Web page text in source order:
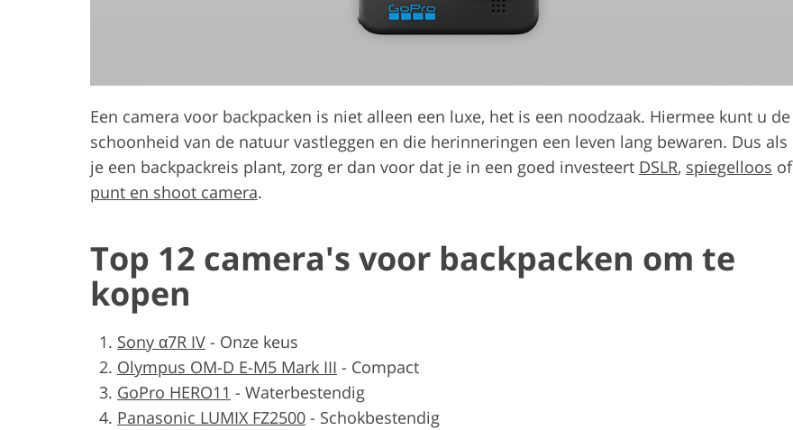
Een camera voor backpacken is niet alleen een luxe, het is een noodzaak. Hiermee kunt u de
schoonheid van de natuur vastleggen en die herinneringen een leven lang bewaren. Dus als
je een backpackreis plant, zorg er dan voor dat je in een goed investeert DSLR, spiegelloos of
punt en shoot camera.
Top 12 camera's voor backpacken om te
kopen
Sony α7R IV - Onze keus
Olympus OM-D E-M5 Mark III - Compact
GoPro HERO11 - Waterbestendig
Panasonic LUMIX FZ2500 - Schokbestendig